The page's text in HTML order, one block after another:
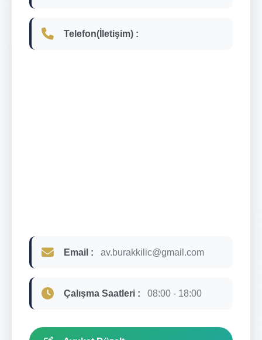
Telefon(İletişim) :
Email : av.burakkilic@gmail.com
Çalışma Saatleri : 08:00 - 18:00